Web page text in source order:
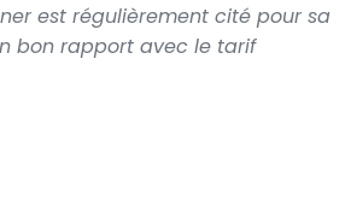
est régulièrement cité pour sa
bon rapport avec le tarif